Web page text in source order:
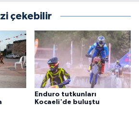
çekebilir
Enduro tutkunları
Kocaeli'de buluştu